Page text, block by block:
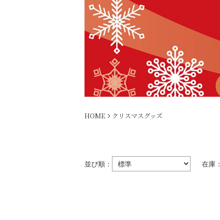
HOME クリスマスグッズ
並び順： 在庫